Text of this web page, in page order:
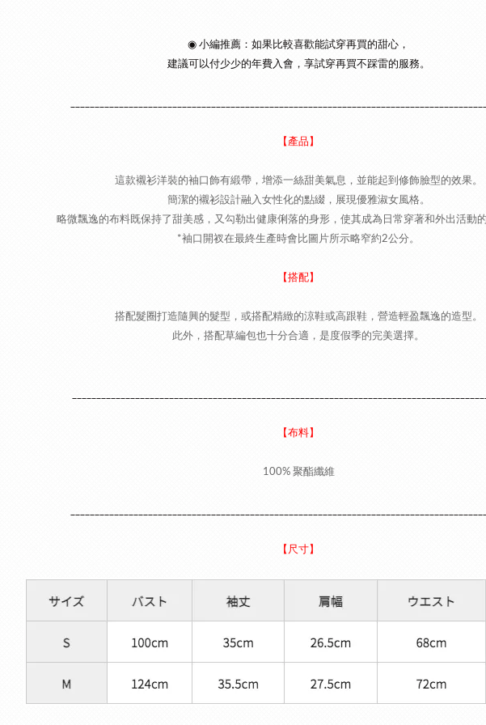
◉ 小編推薦：如果比較喜歡能試穿再買的甜心，
建議可以付少少的年費入會，享試穿再買不踩雷的服務。
【產品】
這款襯衫洋裝的袖口飾有緞帶，增添一絲甜美氣息，並能起到修飾臉型的效果。
簡潔的襯衫設計融入女性化的點綴，展現優雅淑女風格。
略微飄逸的布料既保持了甜美感，又勾勒出健康俐落的身形，使其成為日常穿著和外出活動的
*袖口開衩在最終生產時會比圖片所示略窄約2公分。
【搭配】
搭配髮圈打造隨興的髮型，或搭配精緻的涼鞋或高跟鞋，營造輕盈飄逸的造型。
此外，搭配草編包也十分合適，是度假季的完美選擇。
【布料】
100% 聚酯纖維
【尺寸】